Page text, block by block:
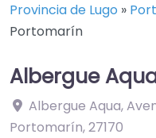
Provincia de Lugo »
Portomarín
Albergue
Albergue Aqua,
Portomarín,27170